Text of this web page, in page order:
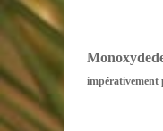
Monoxyde
impérativement